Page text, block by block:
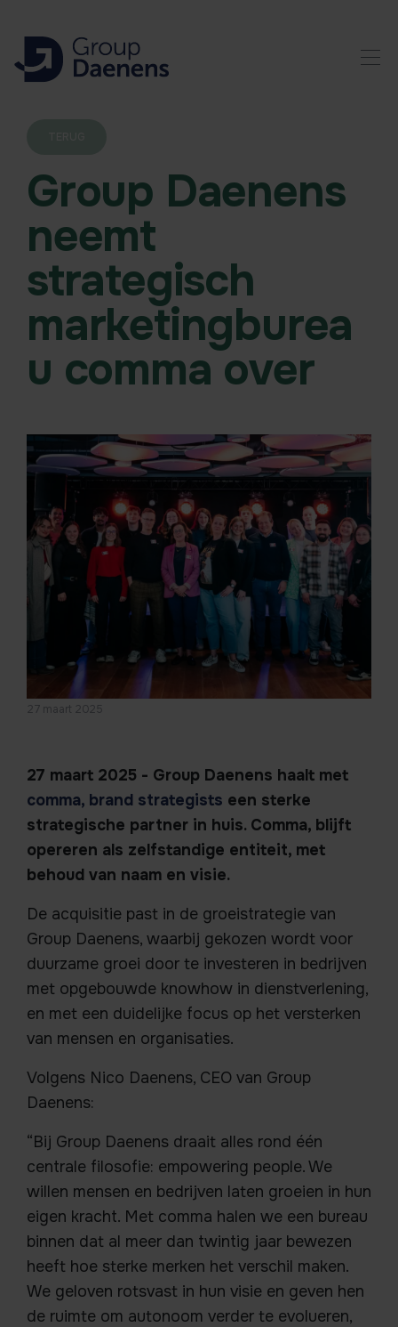
Group Daenens
neemt
strategisch
marketingburea
u comma over
27 maart 2025
27 maart 2025 - Group Daenens haalt met
comma, brand strategists een sterke
strategische partner in huis. Comma, blijft
opereren als zelfstandige entiteit, met
behoud van naam en visie.
De acquisitie past in de groeistrategie van
Group Daenens, waarbij gekozen wordt voor
duurzame groei door te investeren in bedrijven
met opgebouwde knowhow in dienstverlening,
en met een duidelijke focus op het versterken
van mensen en organisaties.
Volgens Nico Daenens, CEO van Group
Daenens:
“Bij Group Daenens draait alles rond één
centrale filosofie: empowering people. We
willen mensen en bedrijven laten groeien in hun
eigen kracht. Met comma halen we een bureau
binnen dat al meer dan twintig jaar bewezen
heeft hoe sterke merken het verschil maken.
We geloven rotsvast in hun visie en geven hen
de ruimte om autonoom verder te evolueren,